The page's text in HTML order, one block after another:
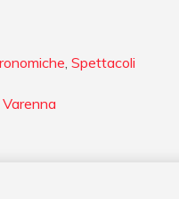
,Spettacoli